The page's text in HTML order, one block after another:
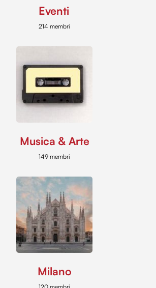
Eventi
214 membri
Musica & Arte
149 membri
Milano